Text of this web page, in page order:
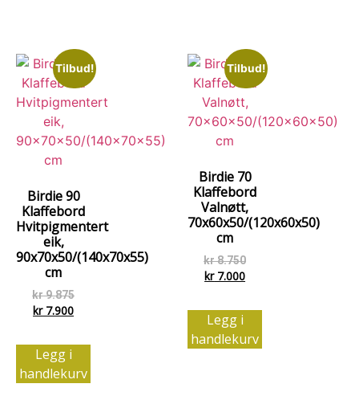
Tilbud!
Birdie 90
Klaffebord
Hvitpigmentert
eik,
90x70x50/(140x70x55)
cm
kr9.875
kr7.900
Legg i
handlekurv
Tilbud!
Birdie 70
Klaffebord
Valnøtt,
70x60x50/(120x60x50)
cm
kr8.750
kr7.000
Legg i
handlekurv